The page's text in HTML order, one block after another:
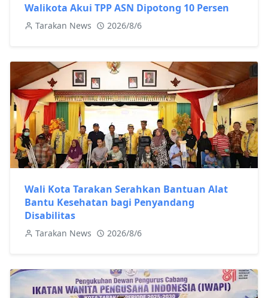
Walikota Akui TPP ASN Dipotong 10 Persen
Tarakan News 2026/8/6
Wali Kota Tarakan Serahkan Bantuan Alat
Bantu Kesehatan bagi Penyandang
Disabilitas
Tarakan News 2026/8/6